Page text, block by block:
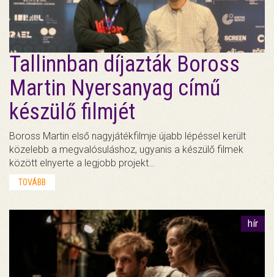
Tallinnban díjazták Boross
Martin Nyersanyag című
készülő filmjét
Boross Martin első nagyjátékfilmje újabb lépéssel került
közelebb a megvalósuláshoz, ugyanis a készülő filmek
között elnyerte a legjobb projekt…
TOVÁBB
hír